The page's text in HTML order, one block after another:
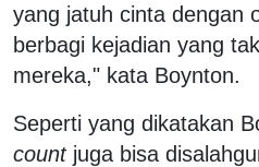
yang jatuh cinta dengan
berbagi kejadian yang
mereka," kata Boynton.
Seperti yang dikatakan
count juga bisa